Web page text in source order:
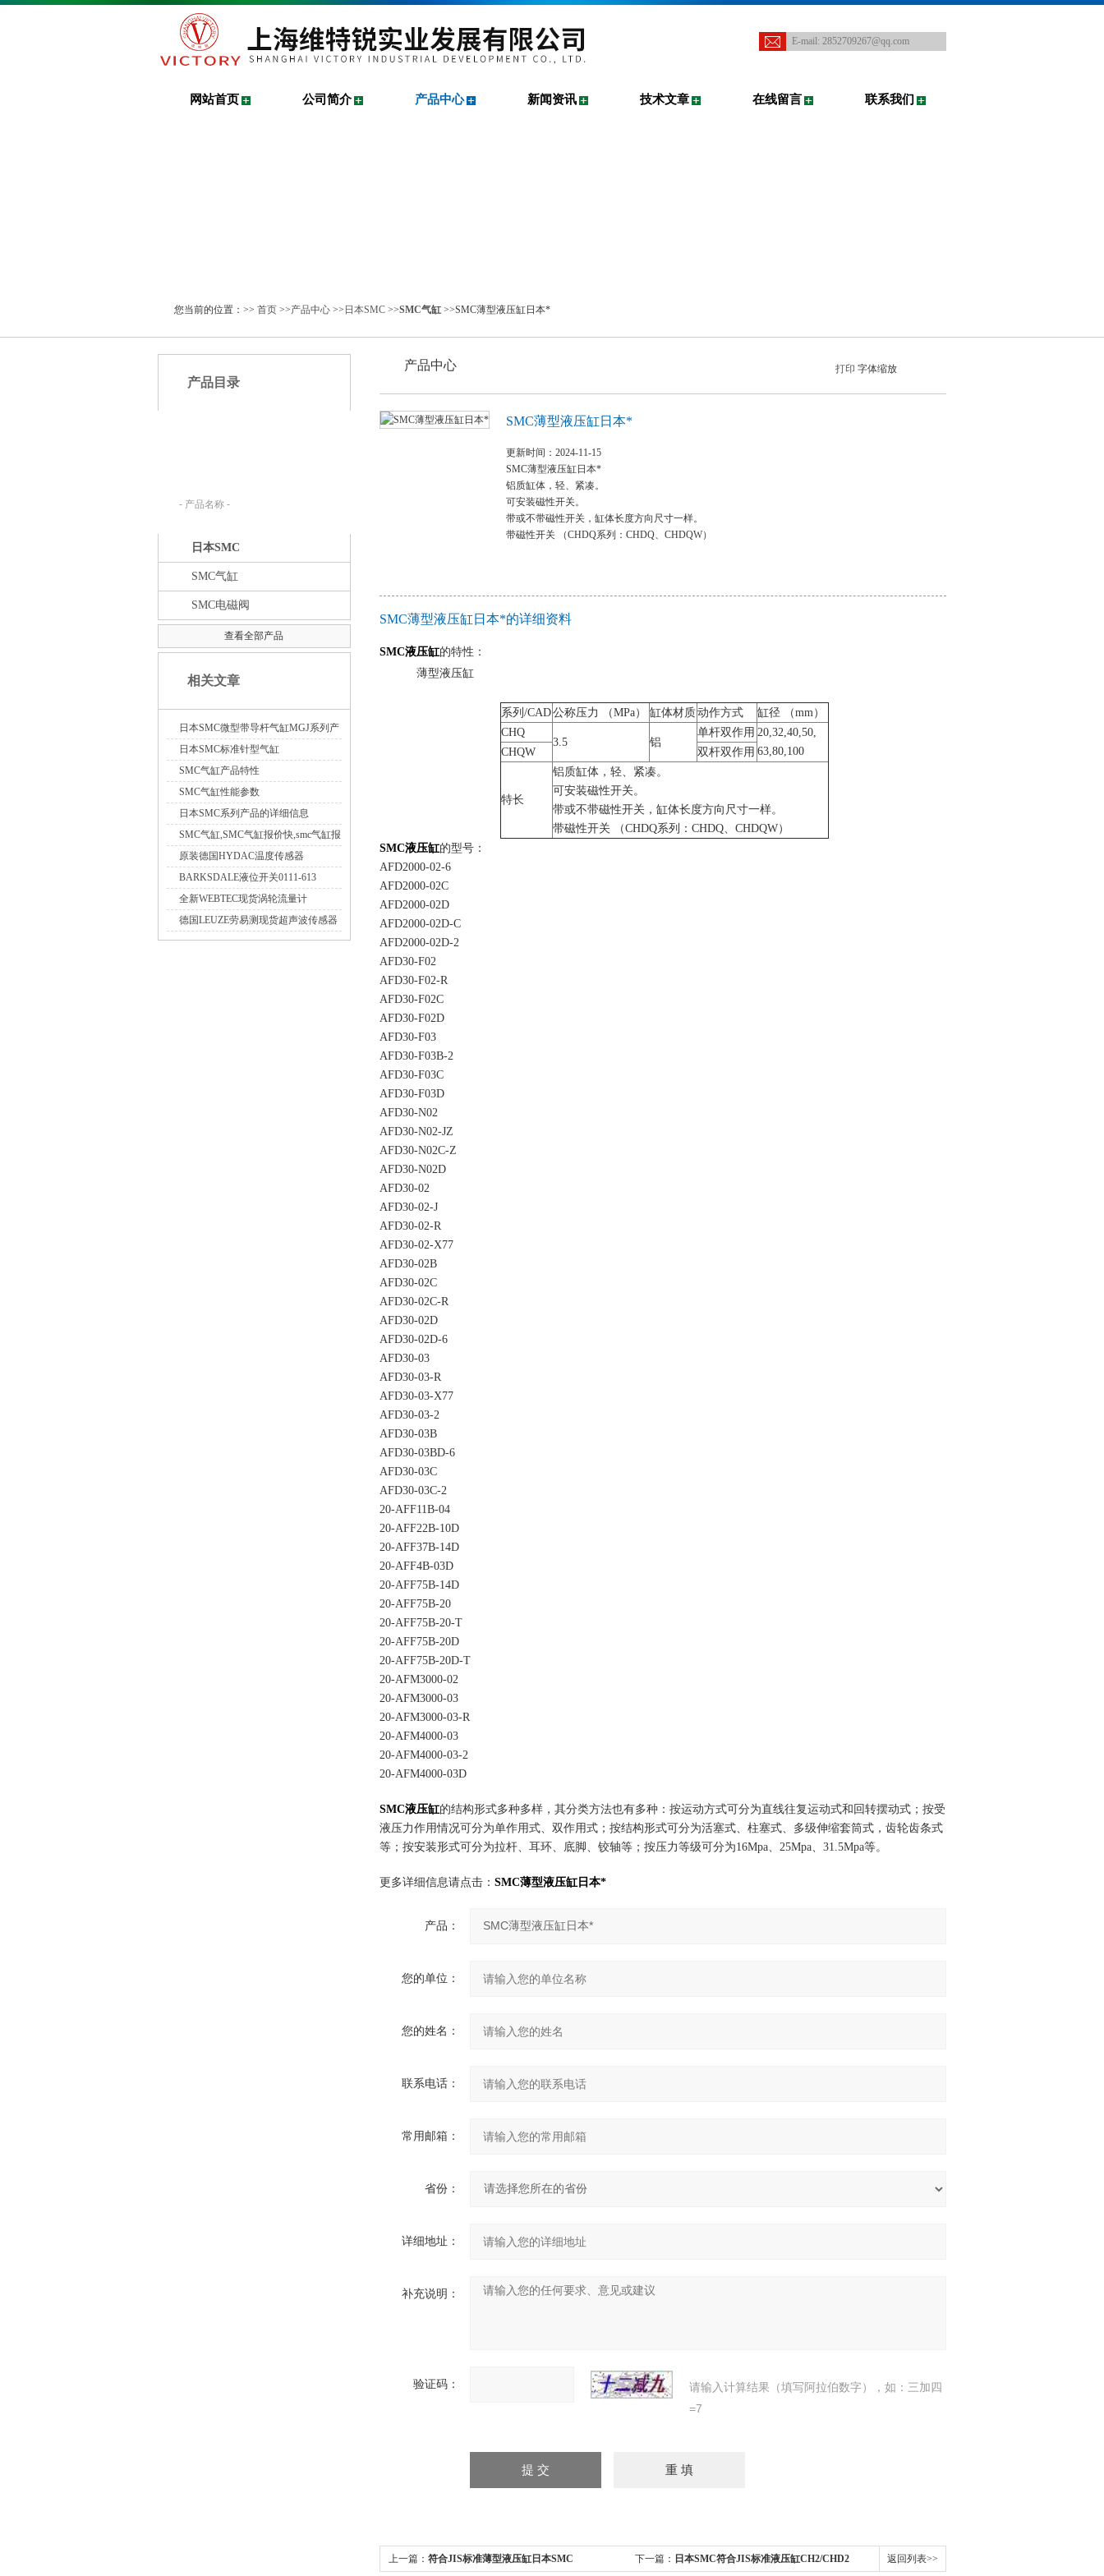
E-mail: 2852709267@qq.com
网站首页 公司简介 产品中心 新闻资讯 技术文章 在线留言 联系我们
您当前的位置：>> 首页 >>产品中心 >> 日本SMC >>SMC气缸 >>SMC薄型液压缸日本*
产品目录
日本SMC
SMC气缸
SMC电磁阀
查看全部产品
相关文章
日本SMC微型带导杆气缸MGJ系列产
品介绍
日本SMC标准针型气缸
CJP2/CDJP2/CJP产品参数
SMC气缸产品特性
SMC气缸性能参数
日本SMC系列产品的详细信息
SMC气缸,SMC气缸报价快,smc气缸报
货期稳定,smc气缸选型供应
原装德国HYDAC温度传感器
ETS4144-A-000
BARKSDALE液位开关0111-613
UNS-MS1/8NPT-K1-. BN25/2-DR 1m
PVC-Cable
全新WEBTEC现货涡轮流量计
WPB3A6HT05适用能源环保机械配套
德国LEUZE劳易测现货超声波传感器
HTU200/DMU200应用领域场景
产品中心 打印 字体缩放
SMC薄型液压缸日本*
更新时间：2024-11-15
SMC薄型液压缸日本*
铝质缸体，轻、紧凑。
可安装磁性开关。
带或不带磁性开关，缸体长度方向尺寸一样。
带磁性开关 （CHDQ系列：CHDQ、CHDQW）
SMC薄型液压缸日本*的详细资料
SMC液压缸的特性：
薄型液压缸
系列/CAD公称压力 （MPa） 缸体材质动作方式
缸径 （mm）
CHQ
3.5
铝
单杆双作用 20,32,40,50,
63,80,100
CHQW 双杆双作用
特长
铝质缸体，轻、紧凑。
可安装磁性开关。
带或不带磁性开关，缸体长度方向尺寸一样。
带磁性开关 （CHDQ系列：CHDQ、CHDQW）
SMC液压缸的型号：
AFD2000-02-6
AFD2000-02C
AFD2000-02D
AFD2000-02D-C
AFD2000-02D-2
AFD30-F02
AFD30-F02-R
AFD30-F02C
AFD30-F02D
AFD30-F03
AFD30-F03B-2
AFD30-F03C
AFD30-F03D
AFD30-N02
AFD30-N02-JZ
AFD30-N02C-Z
AFD30-N02D
AFD30-02
AFD30-02-J
AFD30-02-R
AFD30-02-X77
AFD30-02B
AFD30-02C
AFD30-02C-R
AFD30-02D
AFD30-02D-6
AFD30-03
AFD30-03-R
AFD30-03-X77
AFD30-03-2
AFD30-03B
AFD30-03BD-6
AFD30-03C
AFD30-03C-2
20-AFF11B-04
20-AFF22B-10D
20-AFF37B-14D
20-AFF4B-03D
20-AFF75B-14D
20-AFF75B-20
20-AFF75B-20-T
20-AFF75B-20D
20-AFF75B-20D-T
20-AFM3000-02
20-AFM3000-03
20-AFM3000-03-R
20-AFM4000-03
20-AFM4000-03-2
20-AFM4000-03D
SMC液压缸的结构形式多种多样，其分类方法也有多种：按运动方式可分为直线往复运动式和回转摆动式；按受
液压力作用情况可分为单作用式、双作用式；按结构形式可分为活塞式、柱塞式、多级伸缩套筒式，齿轮齿条式
等；按安装形式可分为拉杆、耳环、底脚、铰轴等；按压力等级可分为16Mpa、25Mpa、31.5Mpa等。
更多详细信息请点击： SMC薄型液压缸日本*
产品：
您的单位：
您的姓名：
联系电话：
常用邮箱：
省份：
详细地址：
补充说明：
验证码：
请输入计算结果（填写阿拉伯数字），如：三加四
=7
上一篇： 符合JIS标准薄型液压缸日本SMC 下一篇： 日本SMC符合JIS标准液压缸CH2/CHD2 返回列表>>